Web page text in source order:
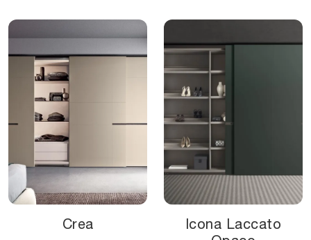
Crea
Icona Laccato